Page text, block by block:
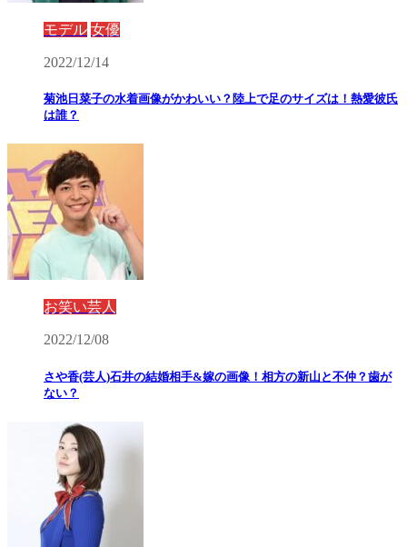
モデル 女優
2022/12/14
菊池日菜子の水着画像がかわいい？陸上で足のサイズは！熱愛彼氏
は誰？
お笑い芸人
2022/12/08
さや香(芸人)石井の結婚相手&嫁の画像！相方の新山と不仲？歯が
ない？